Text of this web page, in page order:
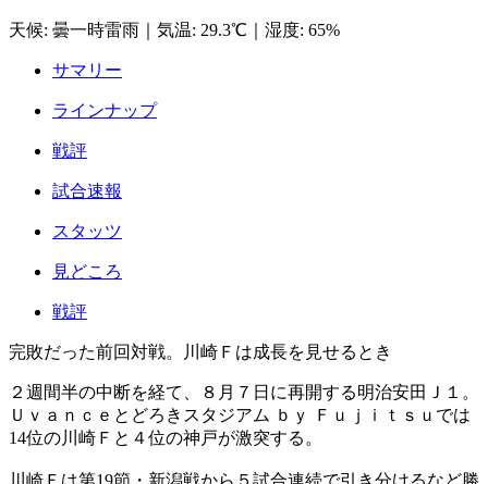
天候: 曇一時雷雨 気温: 29.3℃ 湿度: 65%
サマリー
ラインナップ
戦評
試合速報
スタッツ
見どころ
戦評
完敗だった前回対戦。川崎Ｆは成長を見せるとき
２週間半の中断を経て、８月７日に再開する明治安田Ｊ１。
Ｕｖａｎｃｅとどろきスタジアム ｂｙ Ｆｕｊｉｔｓｕでは
14位の川崎Ｆと４位の神戸が激突する。
川崎Ｆは第19節・新潟戦から５試合連続で引き分けるなど勝